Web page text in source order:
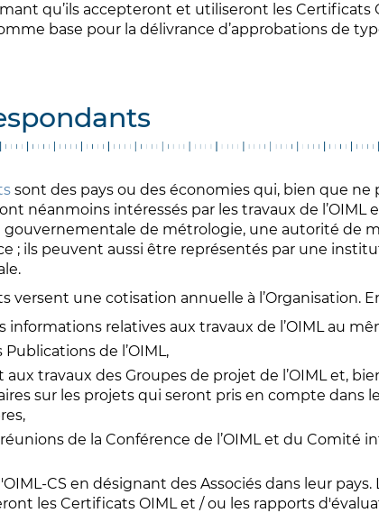
qu’ils accepteront et utiliseront les Certificats
base pour la délivrance d’approbations de
sont des pays ou des économies qui, bien que
néanmoins intéressés par les travaux de l’OIML
de métrologie, une autorité de
; ils peuvent aussi être représentés par une
versent une cotisation annuelle à l’Organisation.
informations relatives aux travaux de l’OIML au
de l’OIML,
travaux des Groupes de projet de l’OIML et,
sur les projets qui seront pris en compte dans
de la Conférence de l’OIML et du Comité
CS en désignant des Associés dans leur
les Certificats OIML et / ou les rapports